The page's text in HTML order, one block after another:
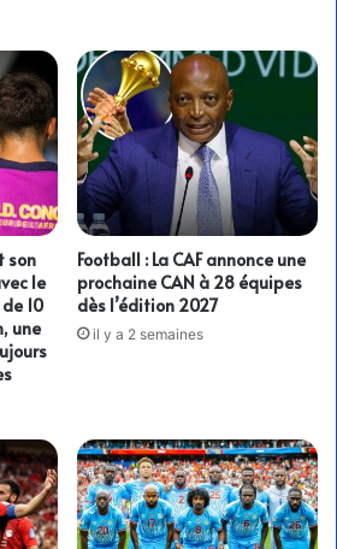
son
le
10
une
Football : La CAF annonce une
prochaine CAN à 28 équipes
dès l’édition 2027
il y a 2 semaines